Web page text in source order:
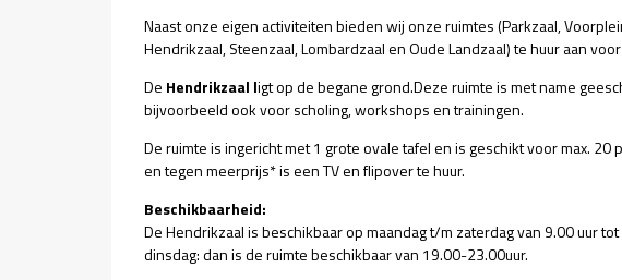
Naast onze eigen activiteiten bieden wij onze ruimtes (Parkzaal,
Hendrikzaal, Steenzaal, Lombardzaal en Oude Landzaal) te huur aan
De Hendrikzaal ligt op de begane grond.Deze ruimte is met name
bijvoorbeeld ook voor scholing, workshops en trainingen.
De ruimte is ingericht met 1 grote ovale tafel en is geschikt voor max. 20
en tegen meerprijs* is een TV en flipover te huur.
Beschikbaarheid:
De Hendrikzaal is beschikbaar op maandag t/m zaterdag van 9.00 uur
dinsdag: dan is de ruimte beschikbaar van 19.00-23.00uur.